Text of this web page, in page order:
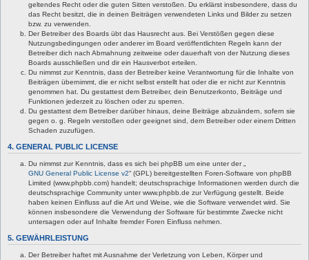
geltendes Recht oder die guten Sitten verstoßen. Du erklärst insbesondere, dass du
das Recht besitzt, die in deinen Beiträgen verwendeten Links und Bilder zu setzen
bzw. zu verwenden.
Der Betreiber des Boards übt das Hausrecht aus. Bei Verstößen gegen diese
Nutzungsbedingungen oder anderer im Board veröffentlichten Regeln kann der
Betreiber dich nach Abmahnung zeitweise oder dauerhaft von der Nutzung dieses
Boards ausschließen und dir ein Hausverbot erteilen.
Du nimmst zur Kenntnis, dass der Betreiber keine Verantwortung für die Inhalte von
Beiträgen übernimmt, die er nicht selbst erstellt hat oder die er nicht zur Kenntnis
genommen hat. Du gestattest dem Betreiber, dein Benutzerkonto, Beiträge und
Funktionen jederzeit zu löschen oder zu sperren.
Du gestattest dem Betreiber darüber hinaus, deine Beiträge abzuändern, sofern sie
gegen o. g. Regeln verstoßen oder geeignet sind, dem Betreiber oder einem Dritten
Schaden zuzufügen.
4. GENERAL PUBLIC LICENSE
Du nimmst zur Kenntnis, dass es sich bei phpBB um eine unter der „
GNU General Public License v2“ (GPL) bereitgestellten Foren-Software von phpBB
Limited (www.phpbb.com) handelt; deutschsprachige Informationen werden durch die
deutschsprachige Community unter www.phpbb.de zur Verfügung gestellt. Beide
haben keinen Einfluss auf die Art und Weise, wie die Software verwendet wird. Sie
können insbesondere die Verwendung der Software für bestimmte Zwecke nicht
untersagen oder auf Inhalte fremder Foren Einfluss nehmen.
5. GEWÄHRLEISTUNG
Der Betreiber haftet mit Ausnahme der Verletzung von Leben, Körper und